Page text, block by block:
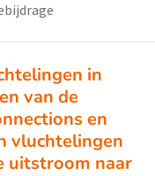
in
van de
en
vluchtelingen
uitstroom naar